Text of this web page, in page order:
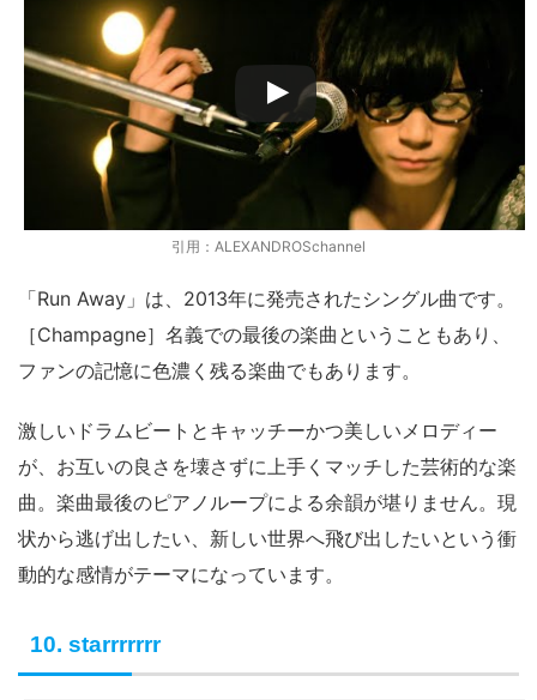
引用：ALEXANDROSchannel
「Run Away」は、2013年に発売されたシングル曲です。
［Champagne］名義での最後の楽曲ということもあり、
ファンの記憶に色濃く残る楽曲でもあります。
激しいドラムビートとキャッチーかつ美しいメロディー
が、お互いの良さを壊さずに上手くマッチした芸術的な楽
曲。楽曲最後のピアノループによる余韻が堪りません。現
状から逃げ出したい、新しい世界へ飛び出したいという衝
動的な感情がテーマになっています。
10. starrrrrrr